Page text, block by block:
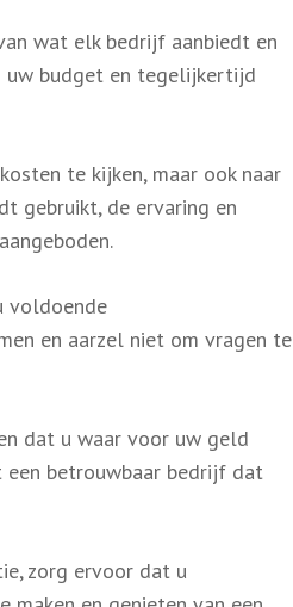
wat elk bedrijf aanbiedt en
uw budget en tegelijkertijd
te kijken, maar ook naar
gebruikt, de ervaring en
voldoende
en aarzel niet om vragen te
dat u waar voor uw geld
een betrouwbaar bedrijf dat
zorg ervoor dat u